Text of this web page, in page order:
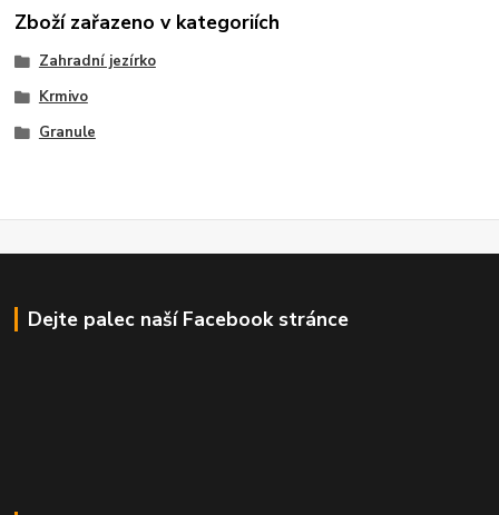
Zboží zařazeno v kategoriích
Zahradní jezírko
Krmivo
Granule
Dejte palec naší Facebook stránce